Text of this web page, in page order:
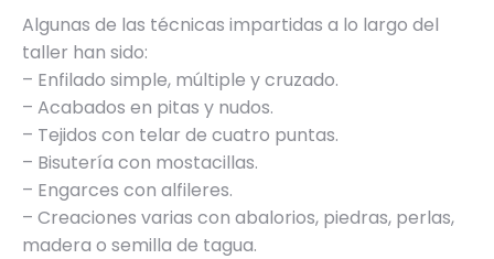
Algunas de las técnicas impartidas a lo largo del
taller han sido:
– Enfilado simple, múltiple y cruzado.
– Acabados en pitas y nudos.
– Tejidos con telar de cuatro puntas.
– Bisutería con mostacillas.
– Engarces con alfileres.
– Creaciones varias con abalorios, piedras, perlas,
madera o semilla de tagua.